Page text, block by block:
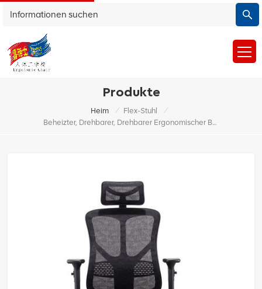
Produkte
Heim / Flex-Stuhl
/
Beheizter, Drehbarer, Drehbarer Ergonomischer Bürostuhl Im Ergo-Design